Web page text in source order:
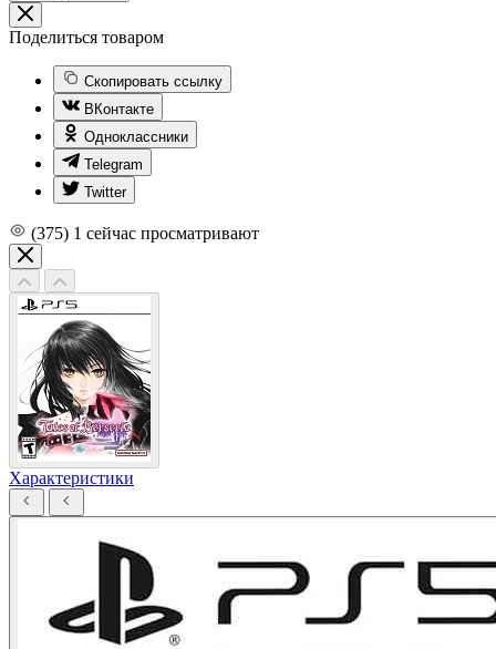
Поделиться товаром
Скопировать ссылку
ВКонтакте
Одноклассники
Telegram
Twitter
(375) 1 сейчас просматривают
Характеристики